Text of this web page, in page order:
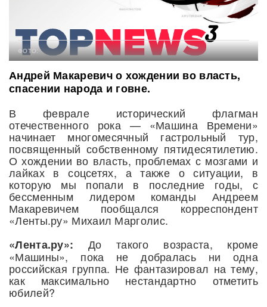
ФОТО:
Андрей Макаревич о хождении во власть,
спасении народа и говне.
В феврале исторический флагман
отечественного рока — «Машина Времени»
начинает многомесячный гастрольный тур,
посвященный собственному пятидесятилетию.
О хождении во власть, проблемах с мозгами и
лайках в соцсетях, а также о ситуации, в
которую мы попали в последние годы, с
бессменным лидером команды Андреем
Макаревичем пообщался корреспондент
«Ленты.ру» Михаил Марголис.
«Лента.ру»: До такого возраста, кроме
«Машины», пока не добралась ни одна
российская группа. Не фантазировал на тему,
как максимально нестандартно отметить
юбилей?